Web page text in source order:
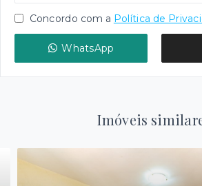
Concordo com a Política de
WhatsApp
Imóveis